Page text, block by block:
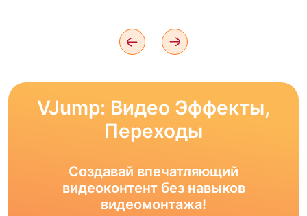
VJump: Видео Эффекты,
Переходы
Создавай впечатляющий
видеоконтент без навыков
видеомонтажа!